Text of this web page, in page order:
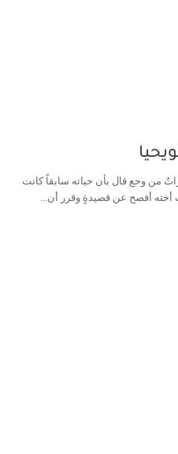
من وجع قال بأن حياته سابقاً كانت
أفصح عن قصيدةٍ وقرر أن...